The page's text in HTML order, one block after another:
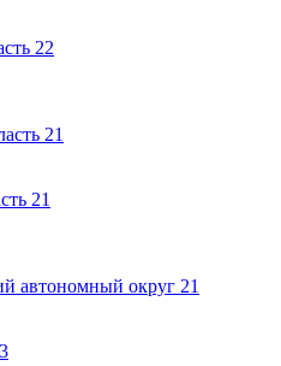
22
21
21
автономный округ 21
3